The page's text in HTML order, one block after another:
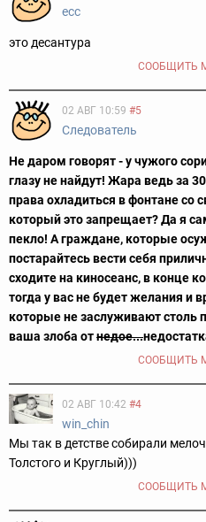
есс
это десантура
СООБЩИТЬ
02 АВГ 10:59 #5
Следователь
Не даром говорят - у чужого
глазу не найдут! Жара ведь за
права охладиться в фонтане со
который это запрещает? Да я
пекло! А граждане, которые
постарайтесь вести себя
сходите на киносеанс, в конце
тогда у вас не будет желания и
которые не заслуживают столь
ваша злоба отнедое...
СООБЩИТЬ
02 АВГ 10:42 #4
win_chin
Мы так в детстве собирали
Толстого и Круглый)))
СООБЩИТЬ